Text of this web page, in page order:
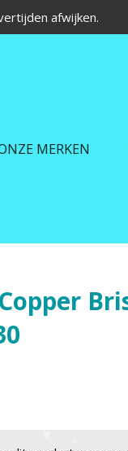
afwijken.
MERKEN